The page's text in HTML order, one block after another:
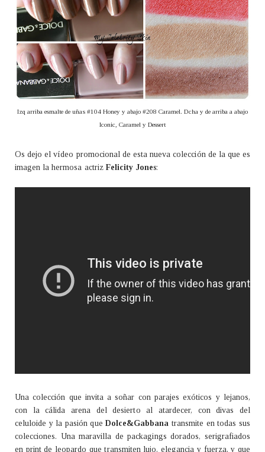
Izq arriba esmalte de uñas #104 Honey y abajo #208 Caramel. Dcha y de arriba a abajo
Iconic, Caramel y Dessert
Os dejo el vídeo promocional de esta nueva colección de la que es
imagen la hermosa actriz Felicity Jones:
Una colección que invita a soñar con parajes exóticos y lejanos,
con la cálida arena del desierto al atardecer, con divas del
celuloide y la pasión queDolce&Gabbana transmite en todas sus
colecciones. Una maravilla de packagings dorados, serigrafiados
en print de leopardo que transmiten lujo, elegancia y fuerza, y que